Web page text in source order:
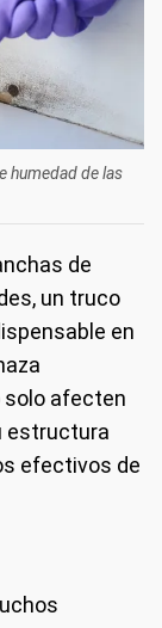
humedad de las
de
un truco
en
afecten
estructura
efectivos de